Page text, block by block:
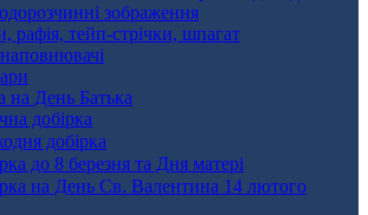
рафія, тейп-стрічки, шпагат
на День Батька
добірка
добірка
до 8 березня та Дня матері
на День Св. Валентина 14 лютого